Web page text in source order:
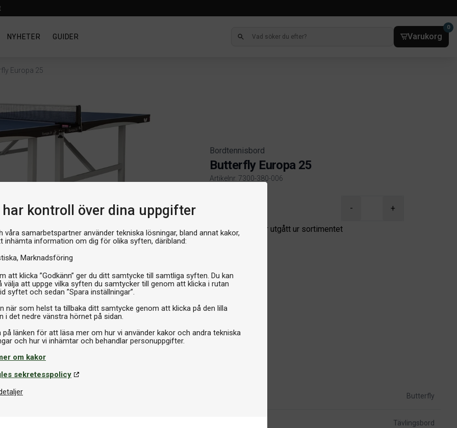
har kontroll över dina uppgifter
våra samarbetspartner använder tekniska lösningar, bland annat kakor,
inhämta information om dig för olika syften, däribland:
Marknadsföring
att klicka ”Godkänn” ger du ditt samtycke till samtliga syften. Du kan
välja att uppge vilka syften du samtycker till genom att klicka i rutan
syftet och sedan ”Spara inställningar”.
när som helst ta tillbaka ditt samtycke genom att klicka på den lilla
i det nedre vänstra hörnet på sidan.
på länken för att läsa mer om hur vi använder kakor och andra tekniska
om kakor
sekretesspolicy
NYHETER GUIDER Varukorg
0
Europa 25
Bordtennisbord
Butterfly Europa 25
Artikelnr. 7300-380-006
- +
Produkten har utgått ur sortimentet
mest kompakta i
dra ut benen, sätt upp
Table Tennis Federation
Butterfly
Tävlingsbord